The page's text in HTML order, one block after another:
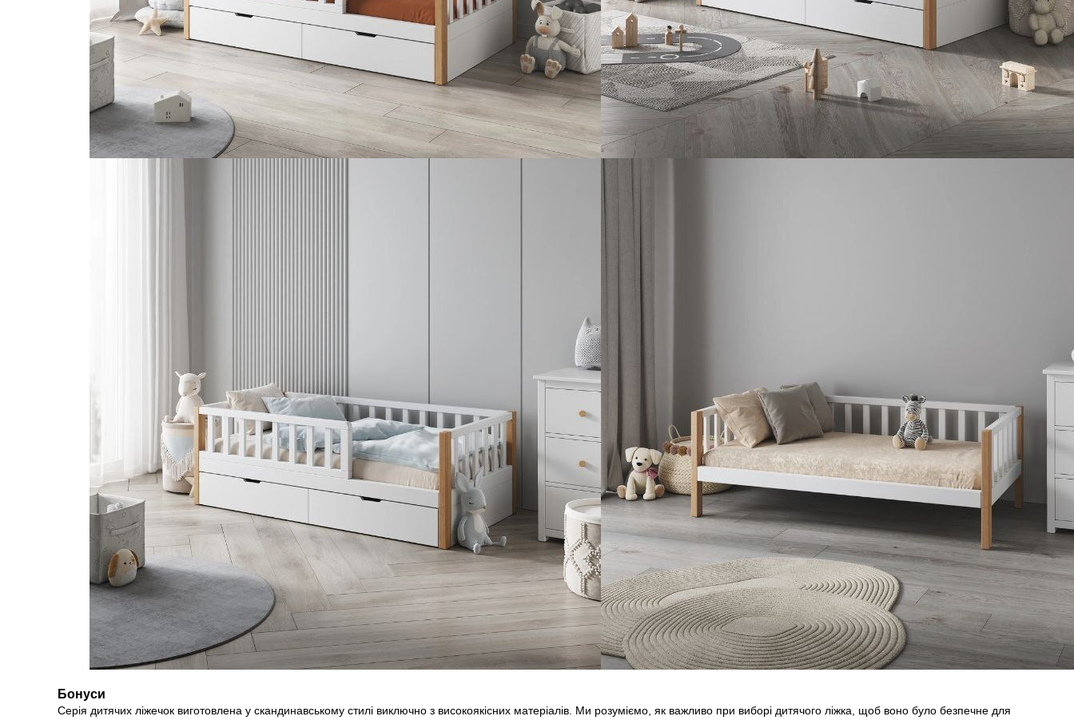
Бонуси
Серія дитячих ліжечок виготовлена у скандинавському стилі виключно з високоякісних матеріалів. Ми розуміємо, як важливо при виборі дитячого ліжка, щоб воно було безпечне для